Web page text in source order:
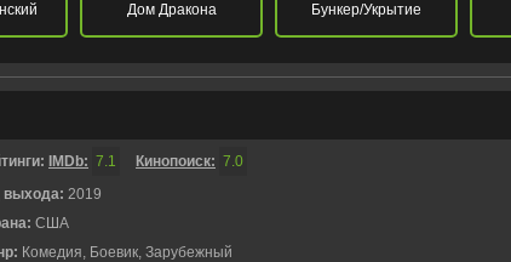
Дом Дракона Бункер/Укрытие
IMDb: 7.1 Кинопоиск: 7.0
выхода: 2019
США
Комедия, Боевик, Зарубежный